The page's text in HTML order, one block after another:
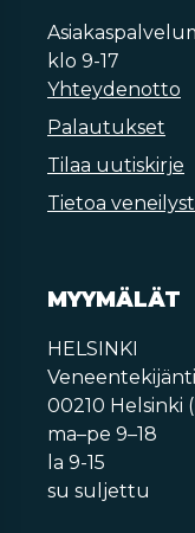
klo 9-17
Yhteydenotto
Palautukset
Tilaa uutiskirje
Tietoa
MYYMÄLÄT
HELSINKI
00210 Helsinki
ma–pe 9–18
la 9-15
su suljettu